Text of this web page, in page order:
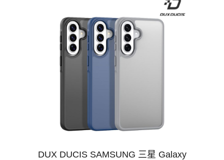
DUX DUCIS SAMSUNG 三星 Galaxy